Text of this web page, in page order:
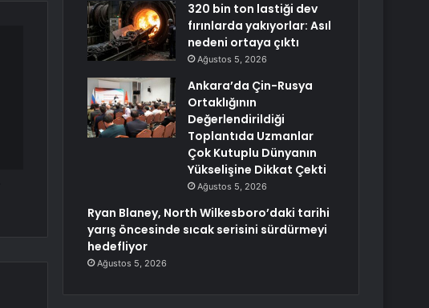
320 bin ton lastiği dev
fırınlarda yakıyorlar: Asıl
nedeni ortaya çıktı
Ağustos 5, 2026
Ankara’da Çin-Rusya
Ortaklığının
Değerlendirildiği
Toplantıda Uzmanlar
Çok Kutuplu Dünyanın
Yükselişine Dikkat Çekti
Ağustos 5, 2026
Ryan Blaney, North Wilkesboro’daki tarihi
yarış öncesinde sıcak serisini sürdürmeyi
hedefliyor
Ağustos 5, 2026